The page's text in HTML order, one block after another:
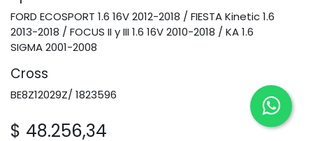
FORD ECOSPORT 1.6 16V 2012-2018 / FIESTA Kinetic 1.6
2013-2018 / FOCUS II y III 1.6 16V 2010-2018 / KA 1.6
SIGMA 2001-2008
Cross
BE8Z12029Z/ 1823596
$ 48.256,34